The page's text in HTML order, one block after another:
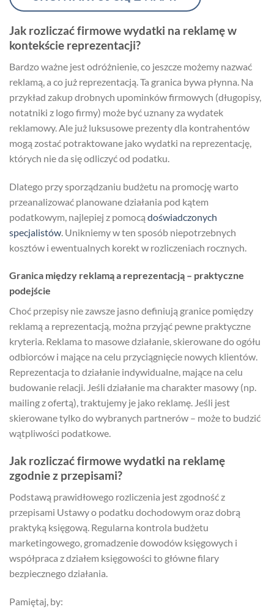
Jak rozliczać firmowe wydatki na reklamę w
kontekście reprezentacji?
Bardzo ważne jest odróżnienie, co jeszcze możemy nazwać
reklamą, a co już reprezentacją. Ta granica bywa płynna. Na
przykład zakup drobnych upominków firmowych (długopisy,
notatniki z logo firmy) może być uznany za wydatek
reklamowy. Ale już luksusowe prezenty dla kontrahentów
mogą zostać potraktowane jako wydatki na reprezentację,
których nie da się odliczyć od podatku.
Dlatego przy sporządzaniu budżetu na promocję warto
przeanalizować planowane działania pod kątem
podatkowym, najlepiej z pomocą doświadczonych
specjalistów . Unikniemy w ten sposób niepotrzebnych
kosztów i ewentualnych korekt w rozliczeniach rocznych.
Granica między reklamą a reprezentacją – praktyczne
podejście
Choć przepisy nie zawsze jasno definiują granice pomiędzy
reklamą a reprezentacją, można przyjąć pewne praktyczne
kryteria. Reklama to masowe działanie, skierowane do ogółu
odbiorców i mające na celu przyciągnięcie nowych klientów.
Reprezentacja to działanie indywidualne, mające na celu
budowanie relacji. Jeśli działanie ma charakter masowy (np.
mailing z ofertą), traktujemy je jako reklamę. Jeśli jest
skierowane tylko do wybranych partnerów – może to budzić
wątpliwości podatkowe.
Jak rozliczać firmowe wydatki na reklamę
zgodnie z przepisami?
Podstawą prawidłowego rozliczenia jest zgodność z
przepisami Ustawy o podatku dochodowym oraz dobrą
praktyką księgową. Regularna kontrola budżetu
marketingowego, gromadzenie dowodów księgowych i
współpraca z działem księgowości to główne filary
bezpiecznego działania.
Pamiętaj, by: